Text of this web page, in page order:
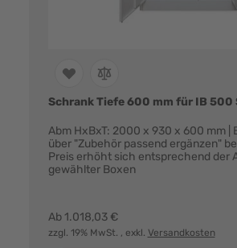
Schrank Tiefe 600 mm für IB 500
Abm HxBxT: 2000 x 930 x 600 mm |
über "Zubehör passend ergänzen"
Preis erhöht sich entsprechend der
gewählter Boxen
Ab 1.018,03 €
zzgl. 19% MwSt. , exkl. Versandkosten